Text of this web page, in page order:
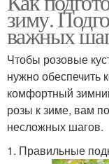
зиму.
важных
Чтобы розовые
нужно обеспечить
комфортный
розы к зиме, вам
несложных шагов.
1. Правильные